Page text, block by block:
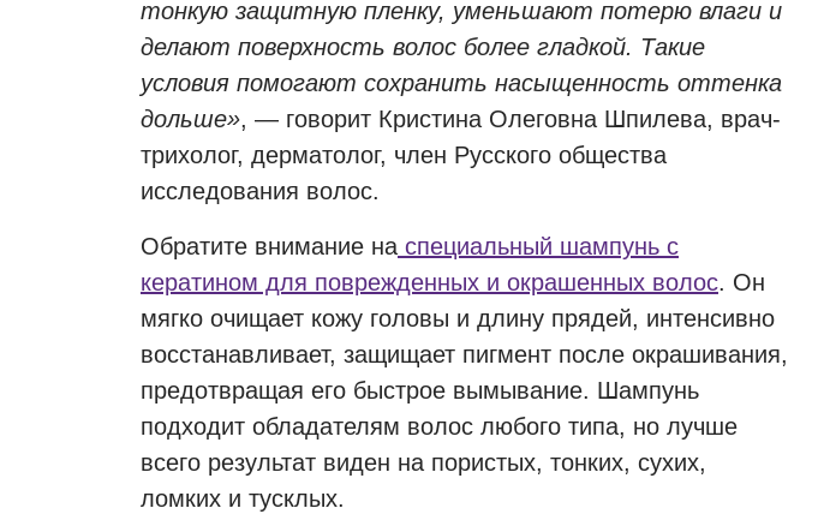
тонкую защитную пленку, уменьшают потерю влаги и
делают поверхность волос более гладкой. Такие
условия помогают сохранить насыщенность оттенка
дольше», — говорит Кристина Олеговна Шпилева, врач-
трихолог, дерматолог, член Русского общества
исследования волос.
Обратите внимание на специальный шампунь с
кератином для поврежденных и окрашенных волос. Он
мягко очищает кожу головы и длину прядей, интенсивно
восстанавливает, защищает пигмент после окрашивания,
предотвращая его быстрое вымывание. Шампунь
подходит обладателям волос любого типа, но лучше
всего результат виден на пористых, тонких, сухих,
ломких и тусклых.